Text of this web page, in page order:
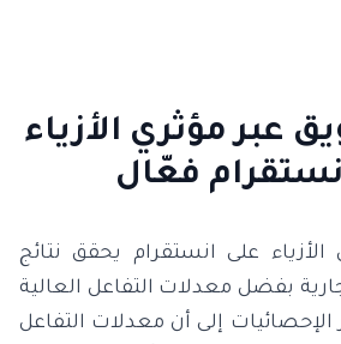
عبر مؤثري الأزياء
فعّال
على انستقرام يحقق نتائج
بفضل معدلات التفاعل العالية
إلى أن معدلات التفاعل